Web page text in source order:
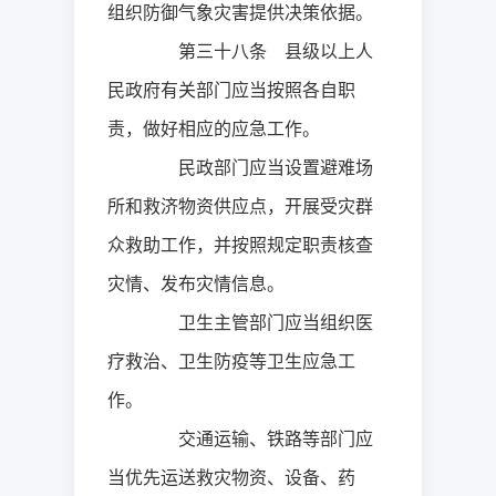
组织防御气象灾害提供决策依据。
第三十八条 县级以上人
民政府有关部门应当按照各自职
责，做好相应的应急工作。
民政部门应当设置避难场
所和救济物资供应点，开展受灾群
众救助工作，并按照规定职责核查
灾情、发布灾情信息。
卫生主管部门应当组织医
疗救治、卫生防疫等卫生应急工
作。
交通运输、铁路等部门应
当优先运送救灾物资、设备、药